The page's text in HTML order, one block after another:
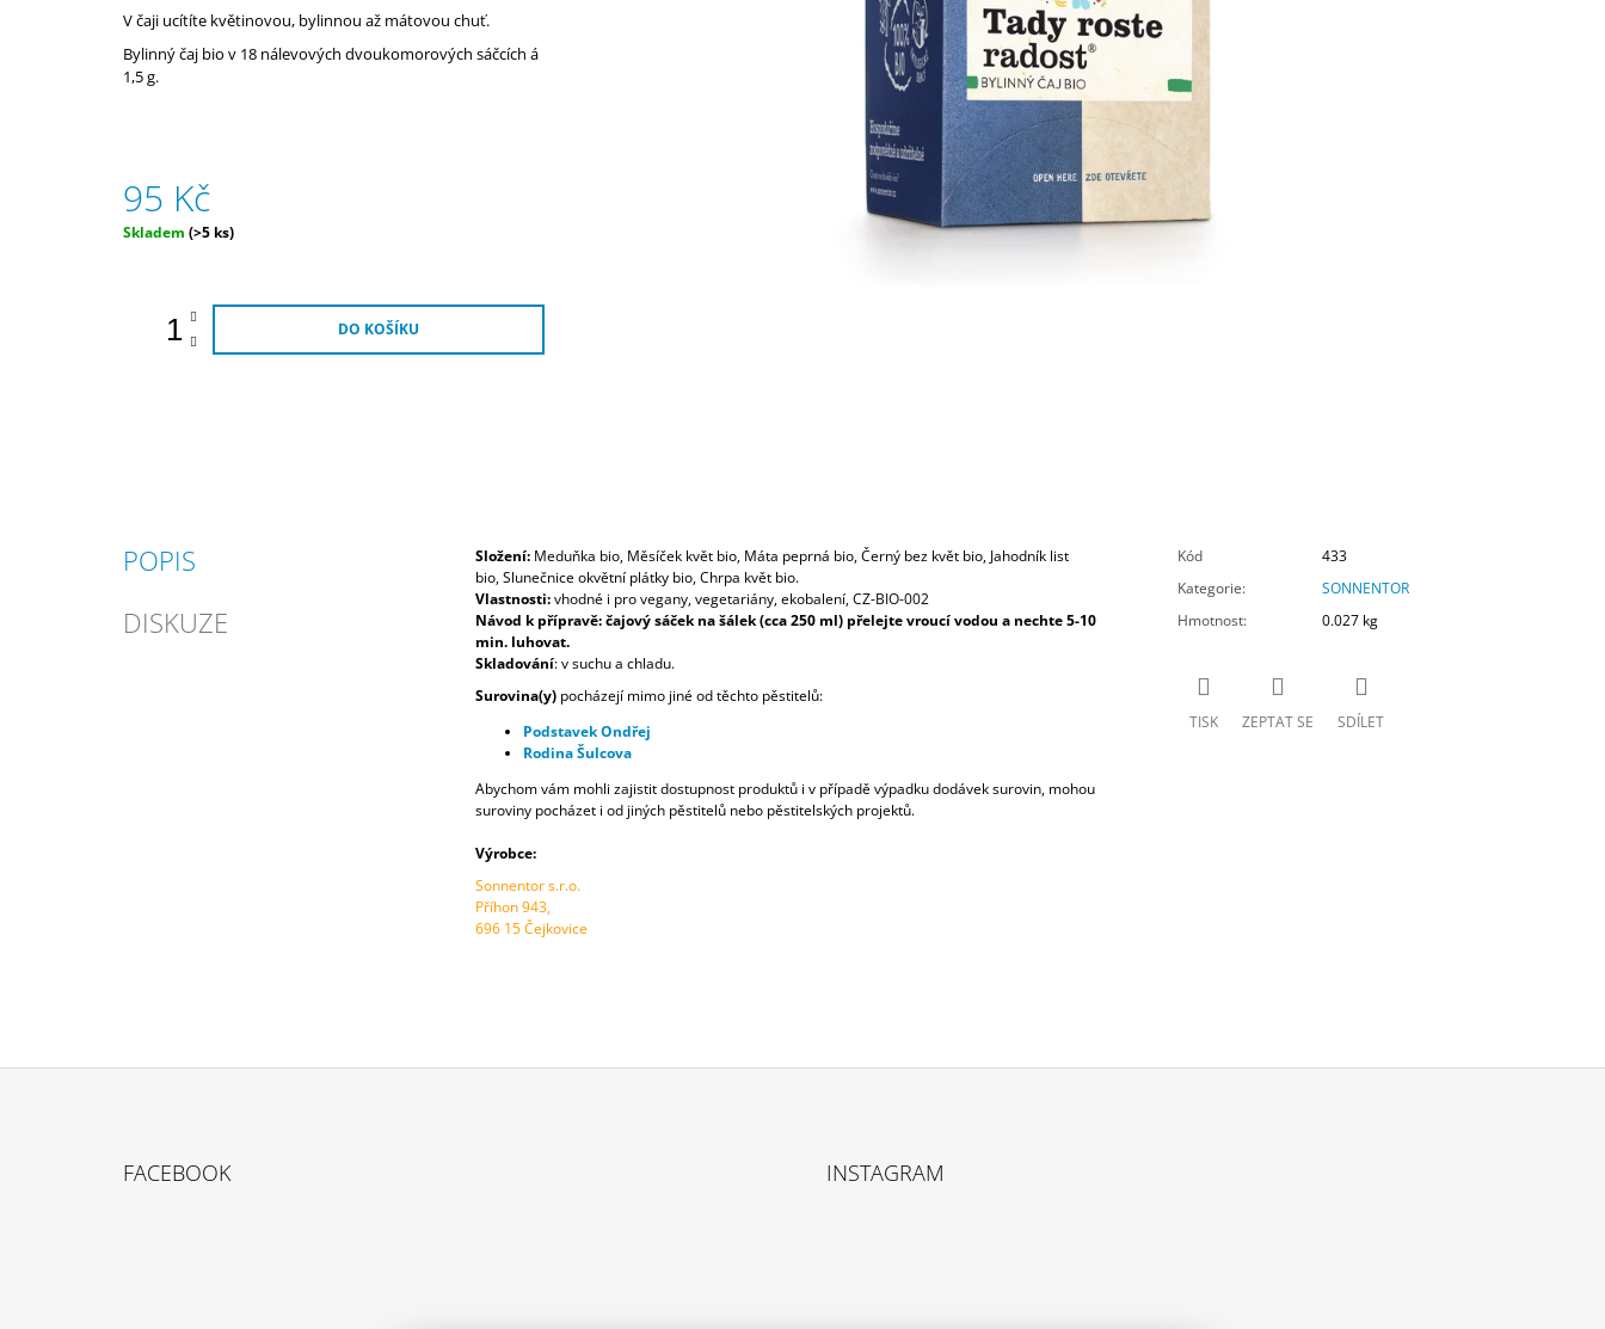
V čaji ucítíte květinovou, bylinnou až mátovou chuť.
Bylinný čaj bio v 18 nálevových dvoukomorových sáčcích á
1,5 g.
95 Kč
Měrná
Skladem (>5 ks)
DO KOŠÍKU
POPIS
DISKUZE
Složení: Meduňka bio, Měsíček květ bio, Máta peprná bio,Černý bez květ bio, Jahodník list
bio,Slunečnice okvětní plátky bio,Chrpa květ bio.
Vlastnosti:vhodné i pro vegany, vegetariány, ekobalení, CZ-BIO-002
Návod k přípravě:čajový sáček na šálek (cca 250 ml) přelejte vroucí vodou a nechte 5-10
min. luhovat.
Skladování: v suchu a chladu.
Surovina(y) pocházejí mimo jiné od těchto pěstitelů:
Podstavek Ondřej
Rodina Šulcova
Abychom vám mohli zajistit dostupnost produktů i v případě výpadku dodávek surovin, mohou
suroviny pocházet i od jiných pěstitelů nebo pěstitelských projektů.
Výrobce:
Sonnentor s.r.o.
Příhon 943,
696 15 Čejkovice
Kód
433
Kategorie:
SONNENTOR
Hmotnost: 0.027 kg
TISK ZEPTAT SE SDÍLET
FACEBOOK INSTAGRAM